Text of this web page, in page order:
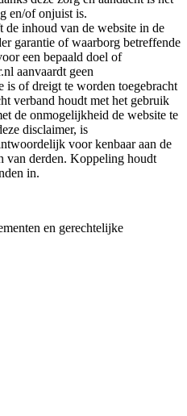
en/of onjuist is.
de inhoud van de website in de
garantie of waarborg betreffende
een bepaald doel of
aanvaardt geen
is of dreigt te worden toegebracht
verband houdt met het gebruik
de onmogelijkheid de website te
disclaimer, is
voor kenbaar aan de
van derden. Koppeling houdt
in.
en gerechtelijke